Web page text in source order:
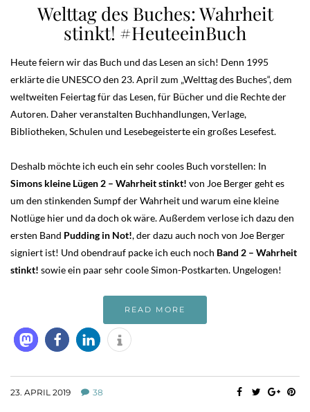
Welttag des Buches: Wahrheit
stinkt! #HeuteeinBuch
Heute feiern wir das Buch und das Lesen an sich! Denn 1995
erklärte die UNESCO den 23. April zum „Welttag des Buches“, dem
weltweiten Feiertag für das Lesen, für Bücher und die Rechte der
Autoren. Daher veranstalten Buchhandlungen, Verlage,
Bibliotheken, Schulen und Lesebegeisterte ein großes Lesefest.
Deshalb möchte ich euch ein sehr cooles Buch vorstellen: In
Simons kleine Lügen 2 – Wahrheit stinkt! von Joe Berger geht es
um den stinkenden Sumpf der Wahrheit und warum eine kleine
Notlüge hier und da doch ok wäre. Außerdem verlose ich dazu den
ersten Band Pudding in Not!, der dazu auch noch von Joe Berger
signiert ist! Und obendrauf packe ich euch noch Band 2 – Wahrheit
stinkt! sowie ein paar sehr coole Simon-Postkarten. Ungelogen!
READ MORE
23. APRIL 2019 38